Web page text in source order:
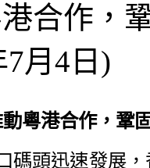
合作，
7月4日)
粵港合作，鞏
碼頭迅速發展